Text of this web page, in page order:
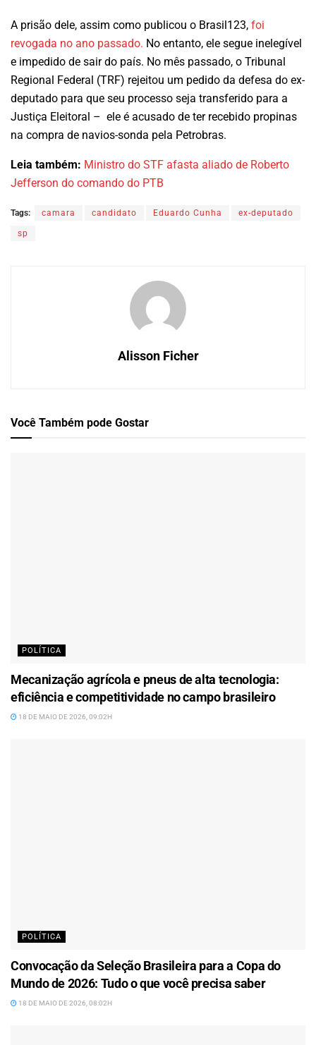
A prisão dele, assim como publicou o Brasil123, foi
revogada no ano passado. No entanto, ele segue inelegível
e impedido de sair do país. No mês passado, o Tribunal
Regional Federal (TRF) rejeitou um pedido da defesa do ex-
deputado para que seu processo seja transferido para a
Justiça Eleitoral – ele é acusado de ter recebido propinas
na compra de navios-sonda pela Petrobras.
Leia também: Ministro do STF afasta aliado de Roberto
Jefferson do comando do PTB
Tags: camara candidato Eduardo Cunha ex-deputado
sp
Alisson Ficher
Você Também pode Gostar
POLÍTICA
Mecanização agrícola e pneus de alta tecnologia:
eficiência e competitividade no campo brasileiro
18 DE MAIO DE 2026, 09:02H
POLÍTICA
Convocação da Seleção Brasileira para a Copa do
Mundo de 2026: Tudo o que você precisa saber
18 DE MAIO DE 2026, 08:02H